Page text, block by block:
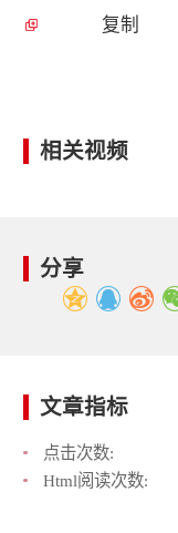
复制
相关视频
分享
文章指标
点击次数:
Html阅读次数: